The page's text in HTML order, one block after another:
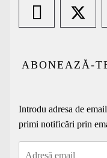
ABONEAZĂ-
Introdu adresa de
primi notificări prin